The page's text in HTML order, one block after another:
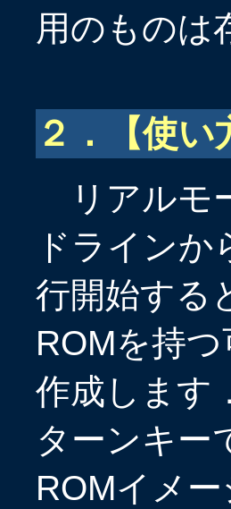
用のものは
２．【使い
リアルモ
ドライン
行開始する
ROMを持
作成します
ターンキー
ROMイメ